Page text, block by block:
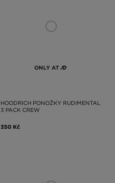
ONLY AT
HOODRICH PONOŽKY RUDIMENTAL
3 PACK CREW
350 Kč